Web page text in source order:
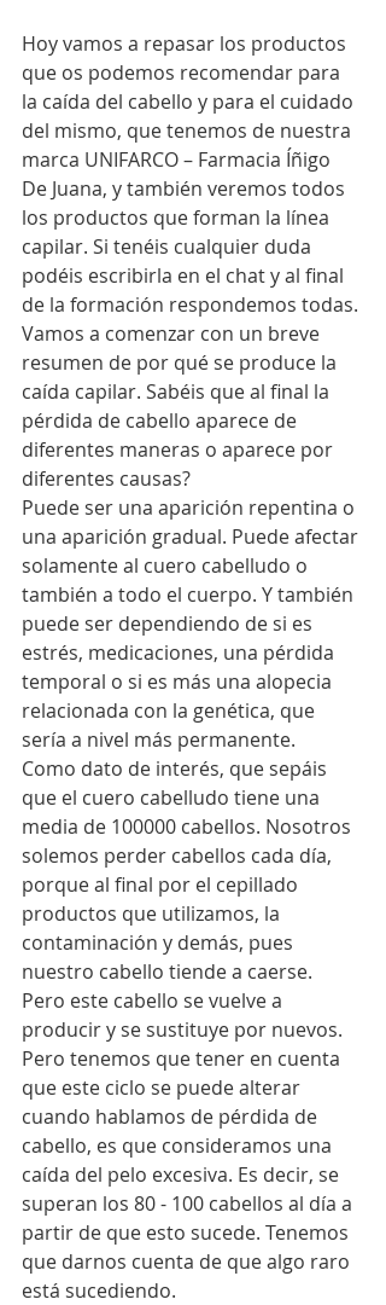
Hoy vamos a repasar los productos
que os podemos recomendar para
la caída del cabello y para el cuidado
del mismo, que tenemos de nuestra
marca UNIFARCO – Farmacia Íñigo
De Juana, y también veremos todos
los productos que forman la línea
capilar. Si tenéis cualquier duda
podéis escribirla en el chat y al final
de la formación respondemos todas.
Vamos a comenzar con un breve
resumen de por qué se produce la
caída capilar. Sabéis que al final la
pérdida de cabello aparece de
diferentes maneras o aparece por
diferentes causas?
Puede ser una aparición repentina o
una aparición gradual. Puede afectar
solamente al cuero cabelludo o
también a todo el cuerpo. Y también
puede ser dependiendo de si es
estrés, medicaciones, una pérdida
temporal o si es más una alopecia
relacionada con la genética, que
sería a nivel más permanente.
Como dato de interés, que sepáis
que el cuero cabelludo tiene una
media de 100000 cabellos. Nosotros
solemos perder cabellos cada día,
porque al final por el cepillado
productos que utilizamos, la
contaminación y demás, pues
nuestro cabello tiende a caerse.
Pero este cabello se vuelve a
producir y se sustituye por nuevos.
Pero tenemos que tener en cuenta
que este ciclo se puede alterar
cuando hablamos de pérdida de
cabello, es que consideramos una
caída del pelo excesiva. Es decir, se
superan los 80 - 100 cabellos al día a
partir de que esto sucede. Tenemos
que darnos cuenta de que algo raro
está sucediendo.